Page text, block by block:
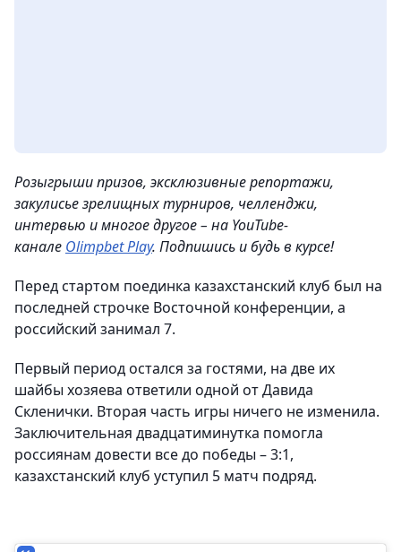
Розыгрыши призов, эксклюзивные репортажи,
закулисье зрелищных турниров, челленджи,
интервью и многое другое – на YouTube-
канале Olimpbet Play. Подпишись и будь в курсе!
Перед стартом поединка казахстанский клуб был на
последней строчке Восточной конференции, а
российский занимал 7.
Первый период остался за гостями, на две их
шайбы хозяева ответили одной от Давида
Скленички. Вторая часть игры ничего не изменила.
Заключительная двадцатиминутка помогла
россиянам довести все до победы – 3:1,
казахстанский клуб уступил 5 матч подряд.